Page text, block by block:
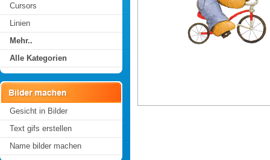
Cursors
Linien
Mehr..
Alle Kategorien
Gesicht in Bilder
Text gifs erstellen
Name bilder machen